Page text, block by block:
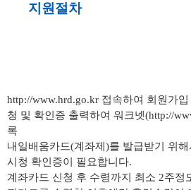
지원절차
http://www.hrd.go.kr 접속하여 회원가
청 및 확인증 출력하여 워크넷(http://
록
내일배움카드(계좌제)를 발급받기 위
시청 확인증이 필요합니다.
계좌카드 신청 후 수령까지 최소 2주정